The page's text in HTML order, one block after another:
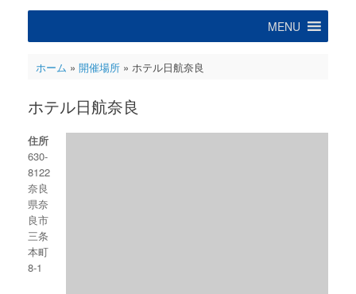
MENU
ホーム » 開催場所» ホテル日航奈良
ホテル日航奈良
住所
630-
8122
奈良
県奈
良市
三条
本町
8-1